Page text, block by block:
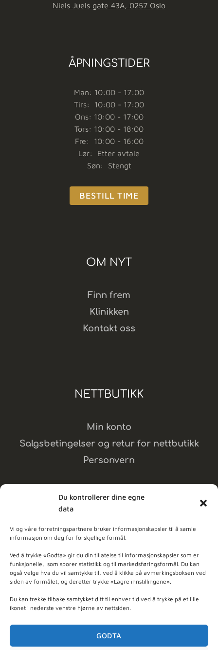
Du kontrollerer dine egne
data
Vi og våre forretningspartnere bruker informasjonskapsler til å samle
informasjon om deg for forskjellige formål.
Ved å trykke «Godta» gir du din tillatelse til informasjonskapsler som er
funksjonelle, som sporer statistikk og til markedsføringsformål. Du kan
også velge hva du vil samtykke til, ved å klikke på avmerkingsboksen ved
siden av formålet, og deretter trykke «Lagre innstillingene».
Du kan trekke tilbake samtykket ditt til enhver tid ved å trykke på et lille
ikonet i nederste venstre hjørne av nettsiden.
GODTA
Niels Juels gate 43A, 0257 Oslo
ÅPNINGSTIDER
Man: 10:00 - 17:00
Tirs: 10:00 - 17:00
Ons: 10:00 - 17:00
Tors: 10:00 - 18:00
Fre: 10:00 - 16:00
Lør: Etter avtale
Søn: Stengt
BESTILL TIME
OM NYT
Finn frem
Klinikken
Kontakt oss
NETTBUTIKK
Min konto
Salgsbetingelser og retur for nettbutikk
Personvern
- Basert på103anmeldelser